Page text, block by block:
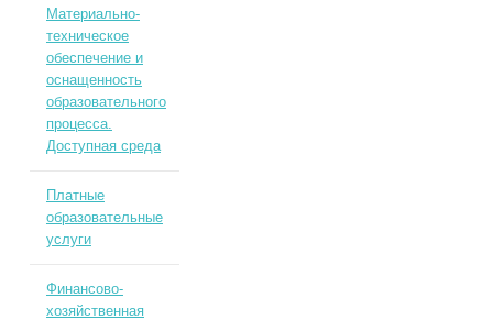
Материально-
техническое
обеспечение и
оснащенность
образовательного
процесса.
Доступная среда
Платные
образовательные
услуги
Финансово-
хозяйственная